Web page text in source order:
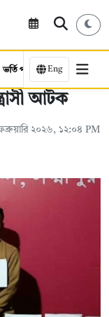
ভর্তি পরীক্ষা কর্মসংস্থান
Eng
আটক
২০২৬, ১২:০৪ PM